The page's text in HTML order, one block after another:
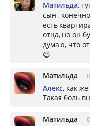
Матильда,
сын ,
есть
отца, но он
думаю, что
😄
Матильда
Алекс, как
Такая боль
Матильда